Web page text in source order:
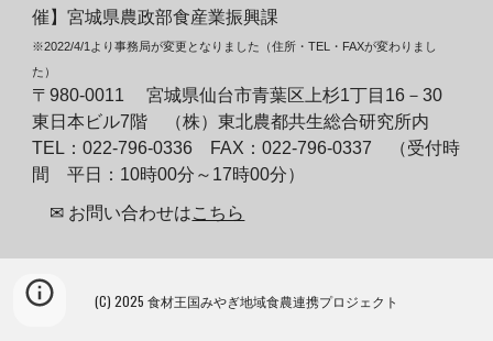
催】宮城県農政部食産業振興課
※2022/4/1より事務局が変更となりました（住所・TEL・FAXが変わりまし
た）
〒980-0011 宮城県仙台市青葉区上杉1丁目16－30
東日本ビル7階 （株）東北農都共生総合研究所内
TEL：022-796-0336 FAX：022-796-0337 （受付時
間 平日：10時00分～17時00分）
✉ お問い合わせはこちら
(C) 2025 食材王国みやぎ地域食農連携プロジェクト